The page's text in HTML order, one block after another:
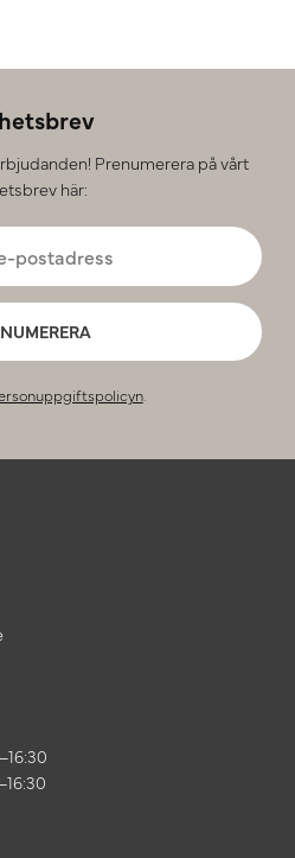
Prenumerera på vårt
här:
.